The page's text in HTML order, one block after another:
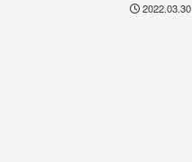
2022.03.30